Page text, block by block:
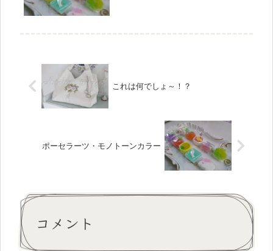
これは何でしょ～！？
ポーセラーツ・モノトーンカラー
コメント